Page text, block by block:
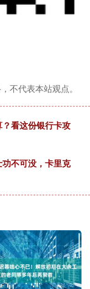
不代表本站观点。
看这份银行卡攻
不可没，卡里克